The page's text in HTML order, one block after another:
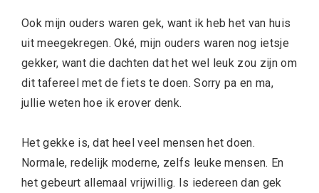
Ook mijn ouders waren gek, want ik heb het van huis
uit meegekregen. Oké, mijn ouders waren nog ietsje
gekker, want die dachten dat het wel leuk zou zijn om
dit tafereel met de fiets te doen. Sorry pa en ma,
jullie weten hoe ik erover denk.
Het gekke is, dat heel veel mensen het doen.
Normale, redelijk moderne, zelfs leuke mensen. En
het gebeurt allemaal vrijwillig. Is iedereen dan gek